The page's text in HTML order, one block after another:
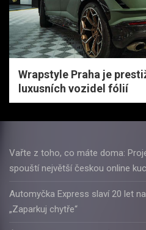
Wrapstyle Praha je
luxusních vozidel fólií
Vařte z toho, co máte doma:
spouští největší českou online
Automyčka Express slaví 20 let
„Zaparkuj chytře“